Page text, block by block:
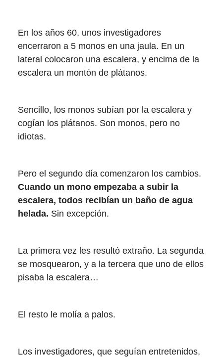
En los años 60, unos investigadores
encerraron a 5 monos en una jaula. En un
lateral colocaron una escalera, y encima de la
escalera un montón de plátanos.
Sencillo, los monos subían por la escalera y
cogían los plátanos. Son monos, pero no
idiotas.
Pero el segundo día comenzaron los cambios.
Cuando un mono empezaba a subir la
escalera, todos recibían un baño de agua
helada. Sin excepción.
La primera vez les resultó extraño. La segunda
se mosquearon, y a la tercera que uno de ellos
pisaba la escalera…
El resto le molía a palos.
Los investigadores, que seguían entretenidos,